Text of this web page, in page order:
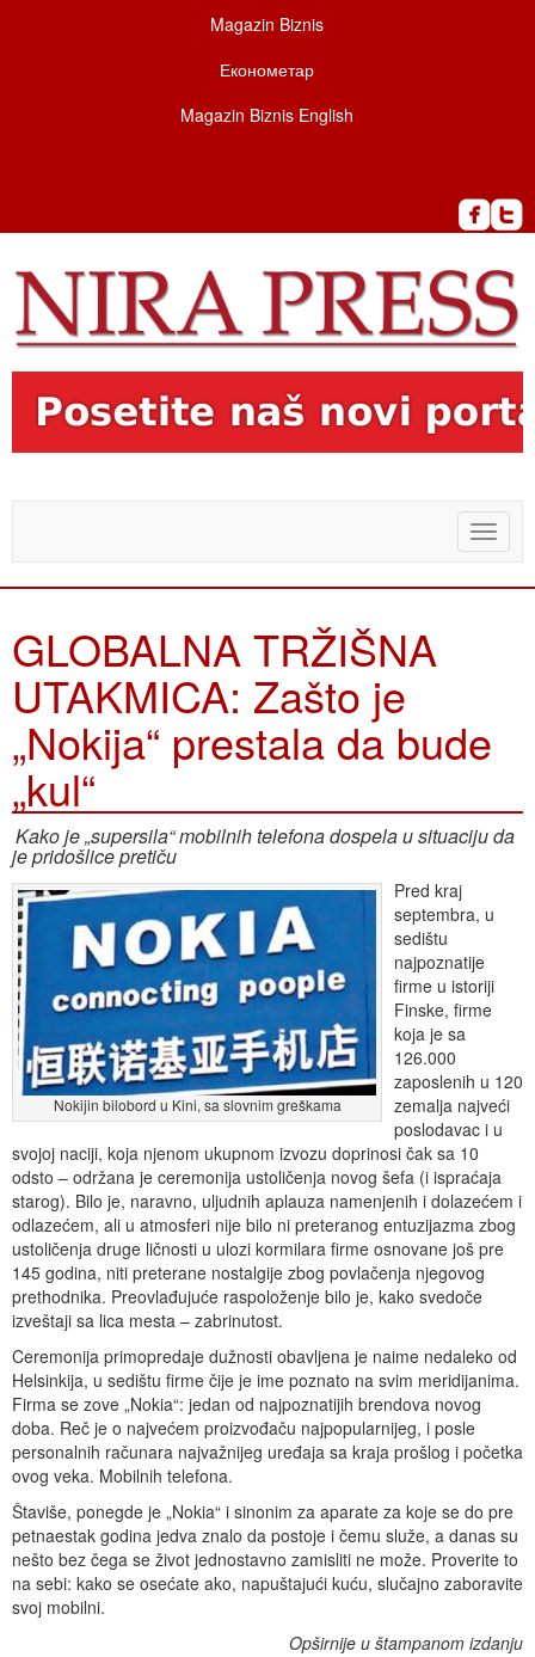
Magazin Biznis
Економетар
Magazin Biznis English
Toggle
GLOBALNA TRŽIŠNA
UTAKMICA: Zašto je
„Nokija“ prestala da bude
„kul“
Kako je „supersila“ mobilnih telefona dospela u situaciju da
je pridošlice pretiču
Nokijin bilobord u Kini, sa slovnim greškama
Pred kraj
septembra, u
sedištu
najpoznatije
firme u istoriji
Finske, firme
koja je sa
126.000
zaposlenih u 120
zemalja najveći
poslodavac i u
svojoj naciji, koja njenom ukupnom izvozu doprinosi čak sa 10
odsto – održana je ceremonija ustoličenja novog šefa (i ispraćaja
starog). Bilo je, naravno, uljudnih aplauza namenjenih i dolazećem i
odlazećem, ali u atmosferi nije bilo ni preteranog entuzijazma zbog
ustoličenja druge ličnosti u ulozi kormilara firme osnovane još pre
145 godina, niti preterane nostalgije zbog povlačenja njegovog
prethodnika. Preovlađujuće raspoloženje bilo je, kako svedoče
izveštaji sa lica mesta – zabrinutost.
Ceremonija primopredaje dužnosti obavljena je naime nedaleko od
Helsinkija, u sedištu firme čije je ime poznato na svim meridijanima.
Firma se zove „Nokia“: jedan od najpoznatijih brendova novog
doba. Reč je o najvećem proizvođaču najpopularnijeg, i posle
personalnih računara najvažnijeg uređaja sa kraja prošlog i početka
ovog veka. Mobilnih telefona.
Štaviše, ponegde je „Nokia“ i sinonim za aparate za koje se do pre
petnaestak godina jedva znalo da postoje i čemu služe, a danas su
nešto bez čega se život jednostavno zamisliti ne može. Proverite to
na sebi: kako se osećate ako, napuštajući kuću, slučajno zaboravite
svoj mobilni.
Opširnije u štampanom izdanju